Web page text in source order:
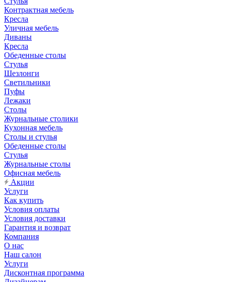
Контрактная мебель
Кресла
Уличная мебель
Диваны
Кресла
Обеденные столы
Стулья
Шезлонги
Светильники
Пуфы
Лежаки
Столы
Журнальные столики
Кухонная мебель
Столы и стулья
Обеденные столы
Стулья
Журнальные столы
Офисная мебель
Акции
Услуги
Как купить
Условия оплаты
Условия доставки
Гарантия и возврат
Компания
О нас
Наш салон
Услуги
Дисконтная программа